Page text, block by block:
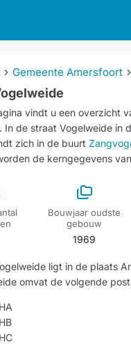
Gemeente Amersfoort
vindt u een overzicht
In de straat Vogelweide in
zich in de buurt
de kerngegevens
Bouwjaar oudste
gebouw
1969
ligt in de plaats
omvat de volgende